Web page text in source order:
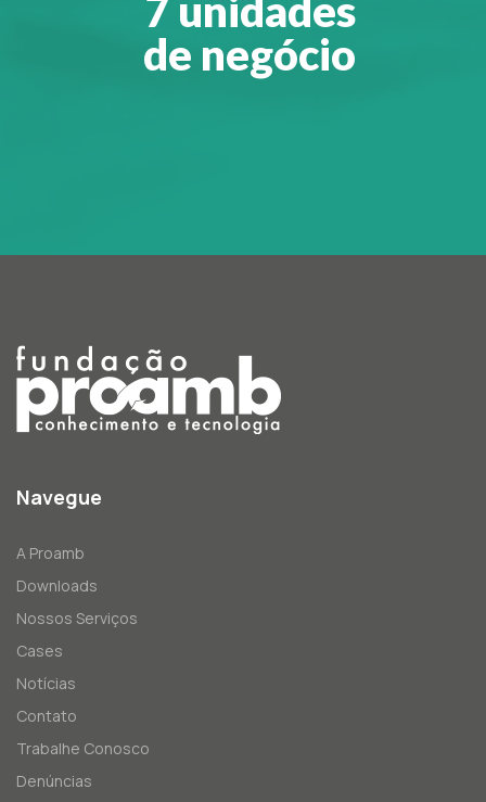
7 unidades
de negócio
Navegue
A Proamb
Downloads
Nossos Serviços
Cases
Notícias
Contato
Trabalhe Conosco
Denúncias